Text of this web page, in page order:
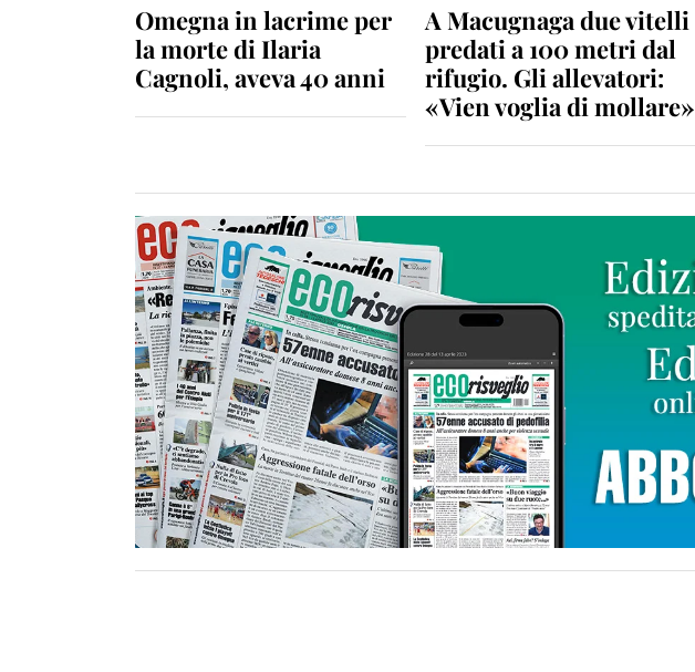
Omegna in lacrime per
la morte di Ilaria
Cagnoli, aveva 40 anni
A Macugnaga due vitelli
predati a 100 metri dal
rifugio. Gli allevatori:
«Vien voglia di mollare»